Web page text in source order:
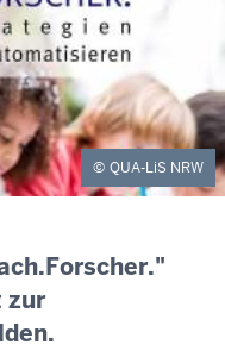
QUA-LiS NRW
zur